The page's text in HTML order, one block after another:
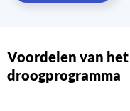
Voordelen van het non-stop was-
droogprogramma